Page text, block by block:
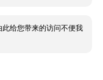
给您带来的访问不便我